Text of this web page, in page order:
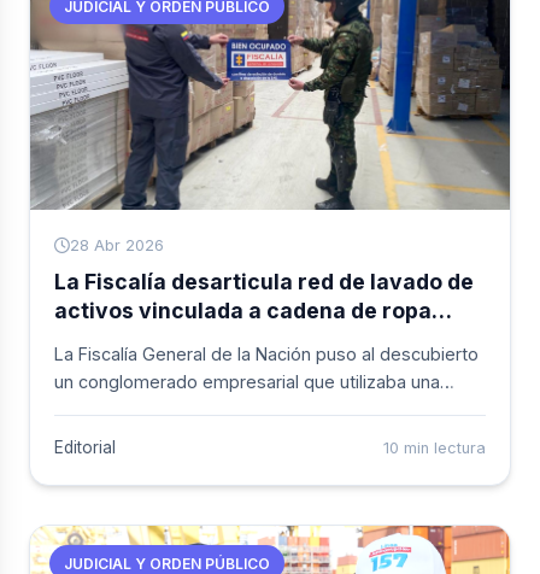
compa&ntilde;ía de su pareja sentimental. Durante el
procedimiento, los escoltas del procesado lograron
escapar, mientras que a él se le incautó una pistola
de nueve milímetros y siete teléfonos celulares que
serán sometidos a análisis forense.
JUDICIAL Y ORDEN PÚBLICO
28 Abr 2026
La Fiscalía desarticula red de lavado de
activos vinculada a cadena de ropa
La Fiscalía General de la Nación puso al descubierto
un conglomerado empresarial que utilizaba una
como fachada para actividades ilícitas. Según el
ingreso al país de recursos provenientes del
contrabando y otras fuentes de origen ilegal.&nbsp;
Editorial 10 min lectura
JUDICIAL Y ORDEN PÚBLICO